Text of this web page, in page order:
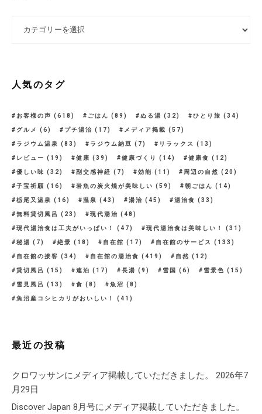
人気のタグ
お客様の声 (618) ごはん (89) ぬる湯 (32) ひとり旅 (34)
グルメ (6) プチ湯治 (17) メディア掲載 (57)
ラジウム温泉 (83) ラジウム納豆 (7) リラックス (13)
レビュー (19) 健康 (39) 健康づくり (14) 健康食 (12)
優しい味 (32) 副交感神経 (7) 効能 (11) 周辺の自然 (20)
子宝祈願 (16) 岩魚の炭火焼が美味しい (59) 朝ごはん (14)
栃尾又温泉 (16) 温泉 (43) 湯治 (45) 湯治食 (33)
無料貸切風呂 (23) 現代湯治 (48)
現代湯治食は工夫がいっぱい！ (47) 現代湯治食は美味しい！ (31)
秘湯 (7) 絶景 (18) 自在館 (17) 自在館のサービス (133)
自在館の接客 (34) 自在館の湯治食 (419) 自然 (12)
貸切風呂 (15) 連泊 (17) 長湯 (9) 雪国 (6) 雪景色 (15)
雪見風呂 (13) 食 (8) 魚沼 (8)
魚沼産コシヒカリがおいしい！ (41)
最近の投稿
クロワッサンにメディア掲載していただきました。
2026年7
月29日
Discover Japan 8月号にメディア掲載していただきました。